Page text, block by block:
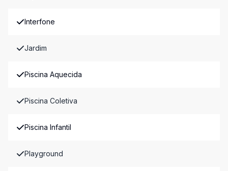
Interfone
Jardim
Piscina Aquecida
Piscina Coletiva
Piscina Infantil
Playground